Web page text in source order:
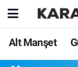
Alt Manşet